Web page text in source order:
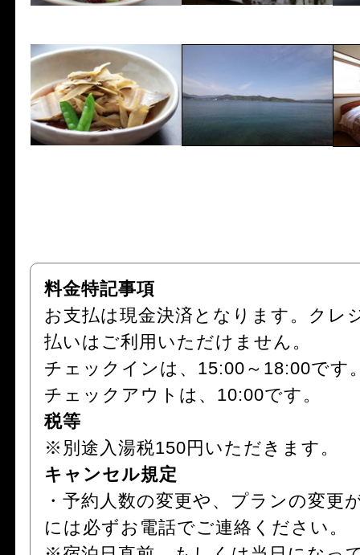
料金特記事項
お支払は現金決済となります。クレ
払いはご利用いただけません。
チェックインは、15:00～18:00です
チェックアウトは、10:00です。
税等
※別途入湯税150円いただきます。
キャンセル規定
・予約人数の変更や、プランの変更
には必ずお電話でご連絡ください。